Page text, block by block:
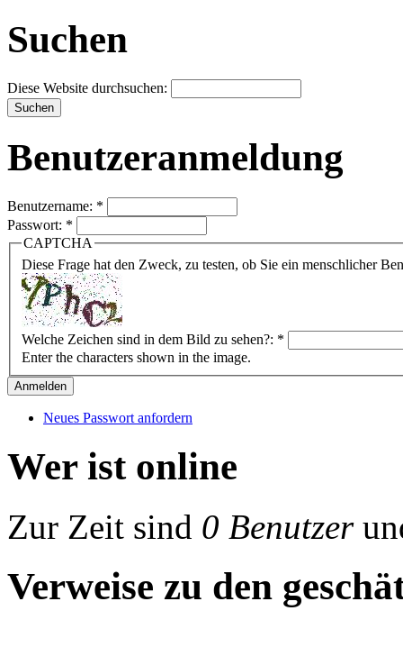
Suchen
Diese Website durchsuchen:
Benutzeranmeldung
Benutzername: *
Passwort: *
CAPTCHA
Diese Frage hat den Zweck, zu testen, ob Sie ein menschlicher
Welche Zeichen sind in dem Bild zu sehen?: *
Enter the characters shown in the image.
Neues Passwort anfordern
Wer ist online
Zur Zeit sind 0 Benutzer
Verweise zu den